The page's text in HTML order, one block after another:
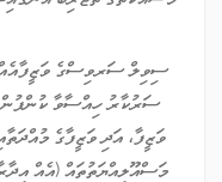
ސަރުކާރު ހިއްސާވާ
ވަޒީފާ، އަދި ވަޒީފާގެ
މަސްއޫލިއްޔަތުތައް (އެއް